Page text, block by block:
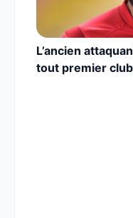
L’ancien
tout premier